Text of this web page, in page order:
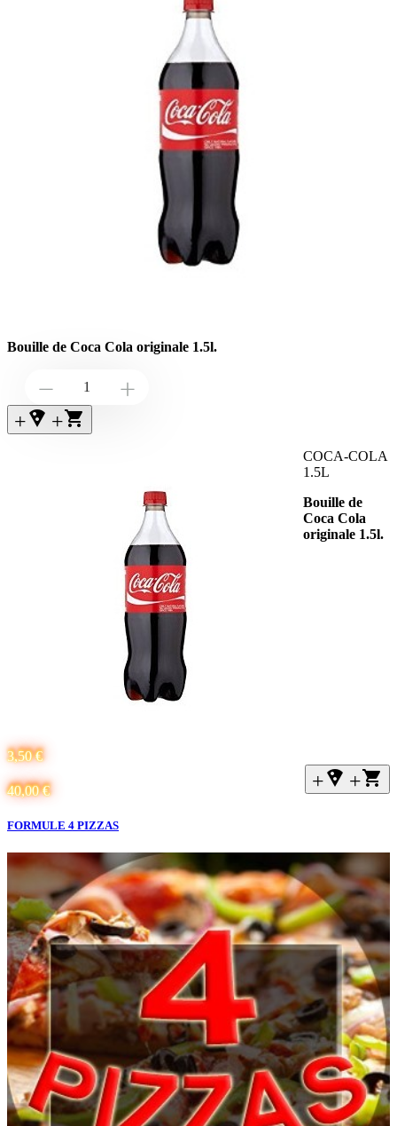
Bouille de Coca Cola originale 1.5l.
Down
+local_pizza +
COCA-COLA
1.5L
Bouille de
Coca Cola
originale 1.5l.
3,50 €
+local_pizza +
40,00 €
FORMULE 4 PIZZAS